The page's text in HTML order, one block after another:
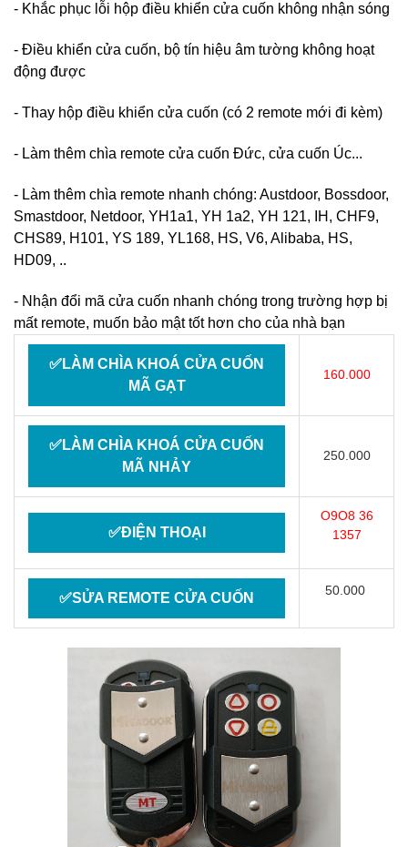
- Khắc phục lỗi hộp điều khiển cửa cuốn không nhận sóng
- Điều khiển cửa cuốn, bộ tín hiệu âm tường không hoạt
động được
- Thay hộp điều khiển cửa cuốn (có 2 remote mới đi kèm)
- Làm thêm chìa remote cửa cuốn Đức, cửa cuốn Úc...
- Làm thêm chìa remote nhanh chóng: Austdoor, Bossdoor,
Smastdoor, Netdoor, YH1a1, YH 1a2, YH 121, IH, CHF9,
CHS89, H101, YS 189, YL168, HS, V6, Alibaba, HS,
HD09, ..
- Nhận đổi mã cửa cuốn nhanh chóng trong trường hợp bị
mất remote, muốn bảo mật tốt hơn cho của nhà bạn
✅LÀM CHÌA KHOÁ CỬA CUỐN
MÃ GẠT
160.000
✅LÀM CHÌA KHOÁ CỬA CUỐN
MÃ NHẢY
250.000
✅ĐIỆN THOẠI
O9O8 36
1357
✅SỬA REMOTE CỬA CUỐN 50.000